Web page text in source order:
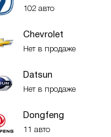
102 авто
Chevrolet
Нет в продаже
Datsun
Нет в продаже
Dongfeng
11 авто